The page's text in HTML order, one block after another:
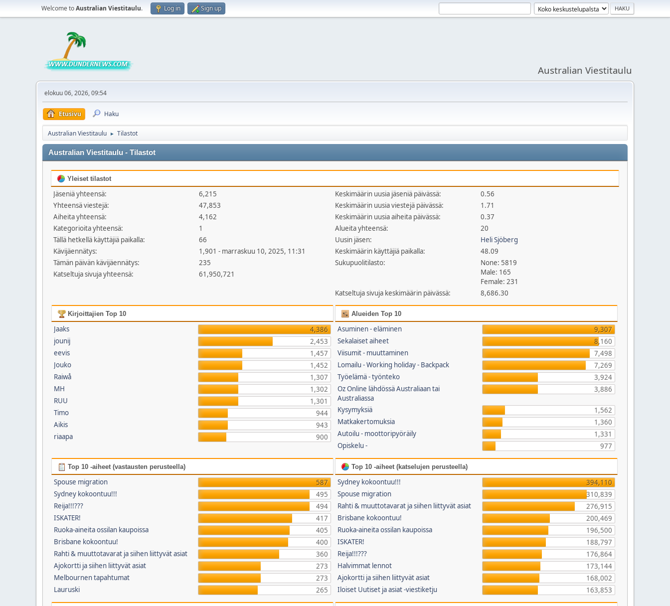
Welcome toAustralian Viestitaulu. Log in Sign up
Australian Viestitaulu
elokuu 06, 2026, 09:54
Etusivu Haku
Australian Viestitaulu ► Tilastot
Australian Viestitaulu - Tilastot
Yleiset tilastot
Jäseniä yhteensä:
6,215
Yhteensä viestejä:
47,853
Aiheita yhteensä:
4,162
Kategorioita yhteensä:
1
Tällä hetkellä käyttäjiä paikalla:
66
Kävijäennätys:
1,901 - marraskuu 10, 2025, 11:31
Tämän päivän kävijäennätys:
235
Katseltuja sivuja yhteensä:
61,950,721
Keskimäärin uusia jäseniä päivässä:
0.56
Keskimäärin uusia viestejä päivässä:
1.71
Keskimäärin uusia aiheita päivässä:
0.37
Alueita yhteensä:
20
Uusin jäsen:
Heli Sjöberg
Keskimäärin käyttäjiä paikalla:
48.09
Sukupuolitilasto:
None: 5819
Male: 165
Female: 231
Katseltuja sivuja keskimäärin päivässä:
8,686.30
Kirjoittajien Top 10
Jaaks
4,386
jounij
2,453
eevis
1,457
Jouko
1,452
Raiwå
1,307
MH
1,302
RUU
1,301
Timo
944
Aikis
943
riaapa
900
Alueiden Top 10
Asuminen - eläminen
9,307
Sekalaiset aiheet
8,160
Viisumit - muuttaminen
7,498
Lomailu - Working holiday - Backpack
7,269
Työelämä - työnteko
3,924
Oz Online lähdössä Australiaan tai
Australiassa
3,886
Kysymyksiä
1,562
Matkakertomuksia
1,360
Autoilu - moottoripyöräily
1,331
Opiskelu -
977
Top 10 -aiheet (vastausten perusteella)
Spouse migration
587
Sydney kokoontuu!!!
495
Reija!!!???
494
ISKATER!
417
Ruoka-aineita ossilan kaupoissa
405
Brisbane kokoontuu!
400
Rahti & muuttotavarat ja siihen liittyvät asiat
360
Ajokortti ja siihen liittyvät asiat
273
Melbournen tapahtumat
273
Lauruski
265
Top 10 -aiheet (katselujen perusteella)
Sydney kokoontuu!!!
394,110
Spouse migration
310,839
Rahti & muuttotavarat ja siihen liittyvät asiat
276,915
Brisbane kokoontuu!
200,469
Ruoka-aineita ossilan kaupoissa
196,500
ISKATER!
188,797
Reija!!!???
176,864
Halvimmat lennot
173,144
Ajokortti ja siihen liittyvät asiat
168,002
Iloiset Uutiset ja asiat -viestiketju
163,853